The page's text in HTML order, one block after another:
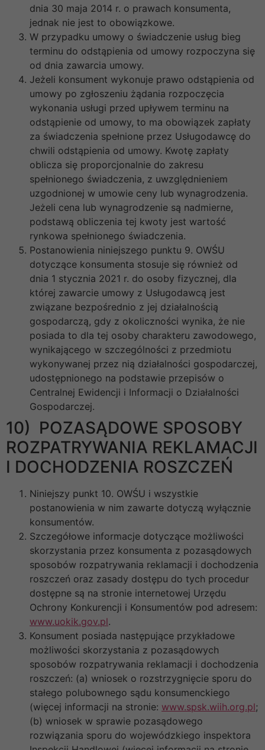
dnia 30 maja 2014 r. o prawach konsumenta,
jednak nie jest to obowiązkowe.
W przypadku umowy o świadczenie usług bieg
terminu do odstąpienia od umowy rozpoczyna się
od dnia zawarcia umowy.
Jeżeli konsument wykonuje prawo odstąpienia od
umowy po zgłoszeniu żądania rozpoczęcia
wykonania usługi przed upływem terminu na
odstąpienie od umowy, to ma obowiązek zapłaty
za świadczenia spełnione przez Usługodawcę do
chwili odstąpienia od umowy. Kwotę zapłaty
oblicza się proporcjonalnie do zakresu
spełnionego świadczenia, z uwzględnieniem
uzgodnionej w umowie ceny lub wynagrodzenia.
Jeżeli cena lub wynagrodzenie są nadmierne,
podstawą obliczenia tej kwoty jest wartość
rynkowa spełnionego świadczenia.
Postanowienia niniejszego punktu 9. OWŚU
dotyczące konsumenta stosuje się również od
dnia 1 stycznia 2021 r. do osoby fizycznej, dla
której zawarcie umowy z Usługodawcą jest
związane bezpośrednio z jej działalnością
gospodarczą, gdy z okoliczności wynika, że nie
posiada to dla tej osoby charakteru zawodowego,
wynikającego w szczególności z przedmiotu
wykonywanej przez nią działalności gospodarczej,
udostępnionego na podstawie przepisów o
Centralnej Ewidencji i Informacji o Działalności
Gospodarczej.
10) POZASĄDOWE SPOSOBY
ROZPATRYWANIA REKLAMACJI
I DOCHODZENIA ROSZCZEŃ
Niniejszy punkt 10. OWŚU i wszystkie
postanowienia w nim zawarte dotyczą wyłącznie
konsumentów.
Szczegółowe informacje dotyczące możliwości
skorzystania przez konsumenta z pozasądowych
sposobów rozpatrywania reklamacji i dochodzenia
roszczeń oraz zasady dostępu do tych procedur
dostępne są na stronie internetowej Urzędu
Ochrony Konkurencji i Konsumentów pod adresem:
www.uokik.gov.pl.
Konsument posiada następujące przykładowe
możliwości skorzystania z pozasądowych
sposobów rozpatrywania reklamacji i dochodzenia
roszczeń: (a) wniosek o rozstrzygnięcie sporu do
stałego polubownego sądu konsumenckiego
(więcej informacji na stronie: www.spsk.wiih.org.pl;
(b) wniosek w sprawie pozasądowego
rozwiązania sporu do wojewódzkiego inspektora